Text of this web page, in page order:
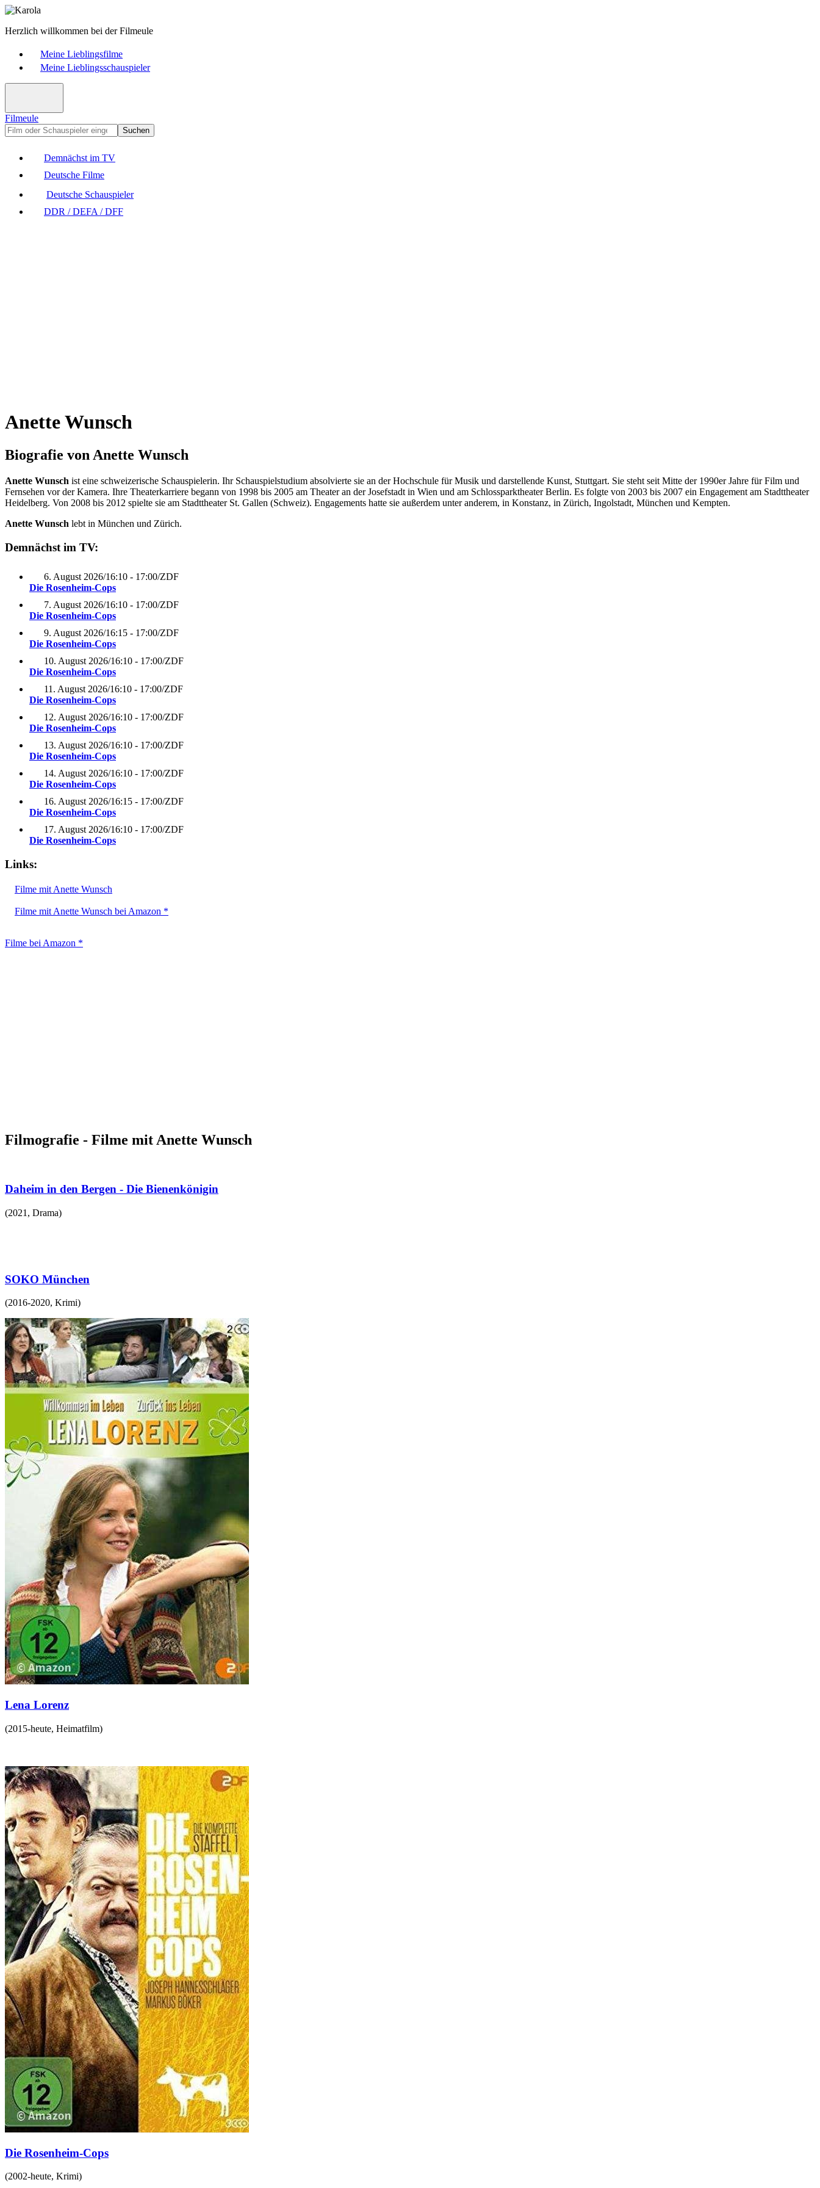
Herzlich willkommen bei der Filmeule
Meine Lieblingsfilme
Meine Lieblingsschauspieler
Filmeule
Suchen
Demnächst im TV
Deutsche Filme
Deutsche Schauspieler
DDR / DEFA / DFF
Anette Wunsch
Biografie von Anette Wunsch
Anette Wunsch ist eine schweizerische Schauspielerin. Ihr Schauspielstudium absolvierte sie an der Hochschule für Musik und darstellende Kunst, Stuttgart. Sie steht seit Mitte der 1990er Jahre für Film und
Fernsehen vor der Kamera. Ihre Theaterkarriere begann von 1998 bis 2005 am Theater an der Josefstadt in Wien und am Schlossparktheater Berlin. Es folgte von 2003 bis 2007 ein Engagement am Stadttheater
Heidelberg. Von 2008 bis 2012 spielte sie am Stadttheater St. Gallen (Schweiz). Engagements hatte sie außerdem unter anderem, in Konstanz, in Zürich, Ingolstadt, München und Kempten.
Anette Wunsch lebt in München und Zürich.
Demnächst im TV:
6. August 2026/16:10 - 17:00/ZDF
Die Rosenheim-Cops
7. August 2026/16:10 - 17:00/ZDF
Die Rosenheim-Cops
9. August 2026/16:15 - 17:00/ZDF
Die Rosenheim-Cops
10. August 2026/16:10 - 17:00/ZDF
Die Rosenheim-Cops
11. August 2026/16:10 - 17:00/ZDF
Die Rosenheim-Cops
12. August 2026/16:10 - 17:00/ZDF
Die Rosenheim-Cops
13. August 2026/16:10 - 17:00/ZDF
Die Rosenheim-Cops
14. August 2026/16:10 - 17:00/ZDF
Die Rosenheim-Cops
16. August 2026/16:15 - 17:00/ZDF
Die Rosenheim-Cops
17. August 2026/16:10 - 17:00/ZDF
Die Rosenheim-Cops
Links:
Filme mit Anette Wunsch
Filme mit Anette Wunsch bei Amazon *
Filme bei Amazon *
Filmografie - Filme mit Anette Wunsch
Daheim in den Bergen - Die Bienenkönigin
(2021 , Drama)
SOKO München
(2016-2020, Krimi)
Lena Lorenz
(2015-heute, Heimatfilm)
Die Rosenheim-Cops
(2002-heute, Krimi)